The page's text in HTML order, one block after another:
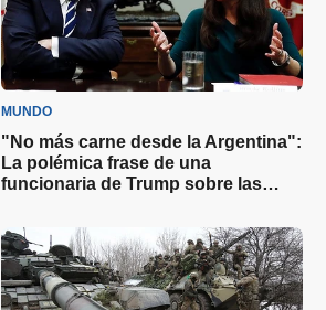
MUNDO
"No más carne desde la Argentina":
La polémica frase de una
funcionaria de Trump sobre las